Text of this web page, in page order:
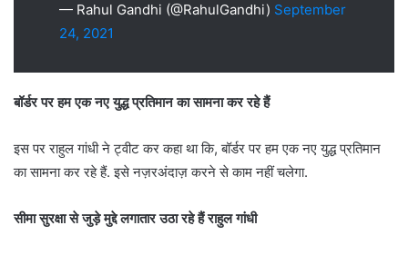
— Rahul Gandhi (@RahulGandhi) September
24, 2021
बॉर्डर पर हम एक नए युद्ध प्रतिमान का सामना कर रहे हैं
इस पर राहुल गांधी ने ट्वीट कर कहा था कि, बॉर्डर पर हम एक नए युद्ध प्रतिमान
का सामना कर रहे हैं. इसे नज़रअंदाज़ करने से काम नहीं चलेगा.
सीमा सुरक्षा से जुड़े मुद्दे लगातार उठा रहे हैं राहुल गांधी